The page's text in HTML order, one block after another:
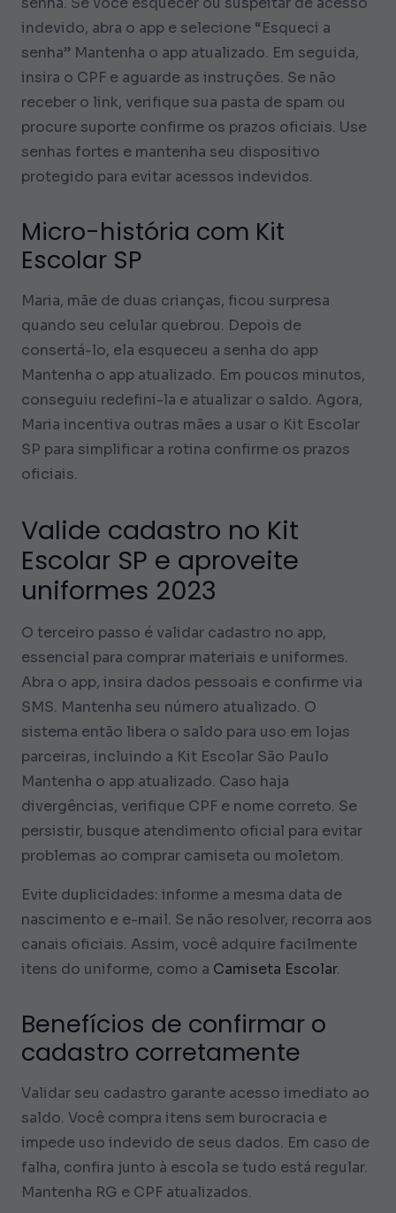
indevido, abra o app e selecione “Esqueci a
senha” Mantenha o app atualizado. Em seguida,
insira o CPF e aguarde as instruções. Se não
receber o link, verifique sua pasta de spam ou
procure suporte confirme os prazos oficiais. Use
senhas fortes e mantenha seu dispositivo
protegido para evitar acessos indevidos.
Micro-história com Kit
Escolar SP
Maria, mãe de duas crianças, ficou surpresa
quando seu celular quebrou. Depois de
consertá-lo, ela esqueceu a senha do app
Mantenha o app atualizado. Em poucos minutos,
conseguiu redefini-la e atualizar o saldo. Agora,
Maria incentiva outras mães a usar o Kit Escolar
SP para simplificar a rotina confirme os prazos
oficiais.
Valide cadastro no Kit
Escolar SP e aproveite
uniformes 2023
O terceiro passo é validar cadastro no app,
essencial para comprar materiais e uniformes.
Abra o app, insira dados pessoais e confirme via
SMS. Mantenha seu número atualizado. O
sistema então libera o saldo para uso em lojas
parceiras, incluindo a Kit Escolar São Paulo
Mantenha o app atualizado. Caso haja
divergências, verifique CPF e nome correto. Se
persistir, busque atendimento oficial para evitar
problemas ao comprar camiseta ou moletom.
Evite duplicidades: informe a mesma data de
nascimento e e-mail. Se não resolver, recorra aos
canais oficiais. Assim, você adquire facilmente
itens do uniforme, como a Camiseta Escolar.
Benefícios de confirmar o
cadastro corretamente
Validar seu cadastro garante acesso imediato ao
saldo. Você compra itens sem burocracia e
impede uso indevido de seus dados. Em caso de
falha, confira junto à escola se tudo está regular.
Mantenha RG e CPF atualizados.